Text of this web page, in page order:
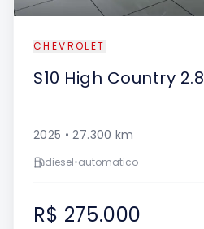
CHEVROLET
S10 High Country 2.8
2025 •27.300 km
diesel•automatico
R$ 275.000